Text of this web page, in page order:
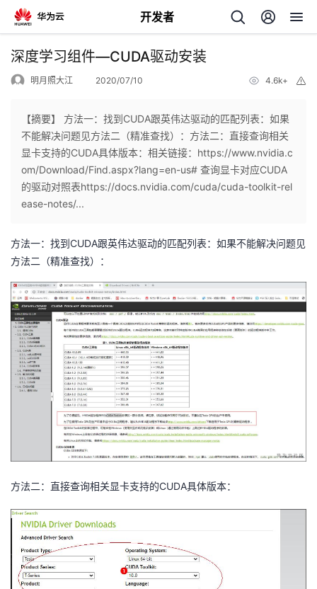
开发者
返
个
人
主
我
的
发
者
我
坛
圈
子
的
直
播
我
的
活
我
的
我
深度学习组件—CUDA驱动安装
明月照大江 2020/07/10 4.6k+
【摘要】 方法一：找到CUDA跟英伟达驱动的匹配列表：如果
不能解决问题见方法二（精准查找）：方法二：直接查询相关
显卡支持的CUDA具体版本：相关链接：https://www.nvidia.c
om/Download/Find.aspx?lang=en-us# 查询显卡对应CUDA
的驱动对照表https://docs.nvidia.com/cuda/cuda-toolkit-rel
ease-notes/...
方法一： 找到 CUDA跟英伟达驱动的匹配列表：如果不能解决问题见
方法二（精准查找）：
方法二： 直接查询相关显卡支持的CUDA具体版本：